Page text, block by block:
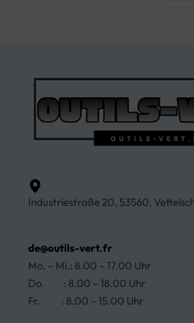
Industriestraße 20, 53560,
de@outils-vert.fr
Mo. – Mi.: 8.00 – 17.00 Uhr
Do. : 8.00 – 18.00 Uhr
Fr. : 8.00 – 15.00 Uhr